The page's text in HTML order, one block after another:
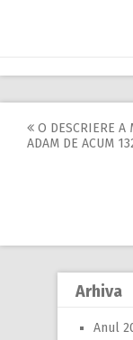
Post
O DESCRIERE A
ADAM DE ACUM
Arhiva
Anul